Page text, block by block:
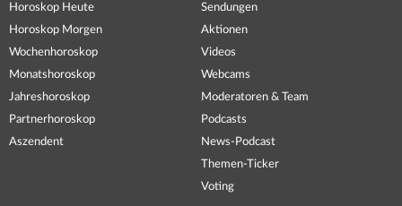
Horoskop Heute
Horoskop Morgen
Wochenhoroskop
Monatshoroskop
Jahreshoroskop
Partnerhoroskop
Aszendent
Sendungen
Aktionen
Videos
Webcams
Moderatoren & Team
Podcasts
News-Podcast
Themen-Ticker
Voting